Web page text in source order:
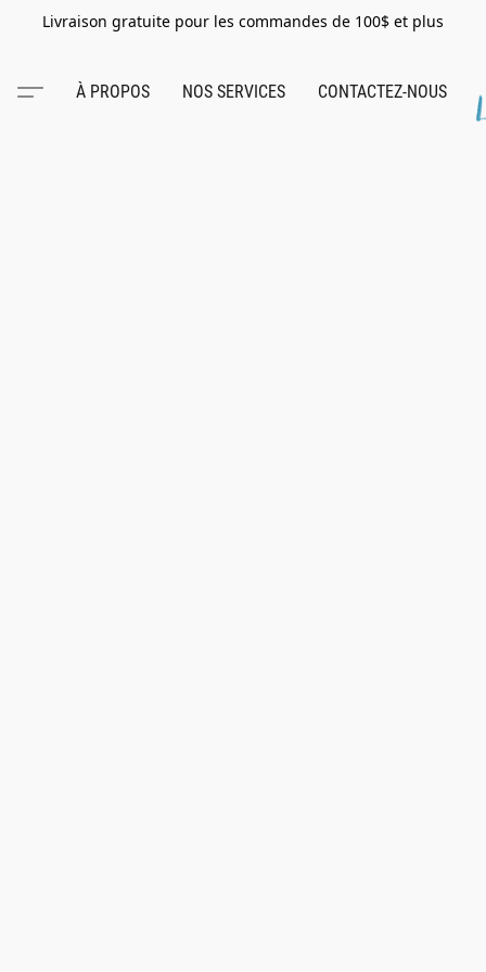
Livraison gratuite pour les commandes de 100$ et plus
À PROPOS NOS SERVICES CONTACTEZ-NOUS